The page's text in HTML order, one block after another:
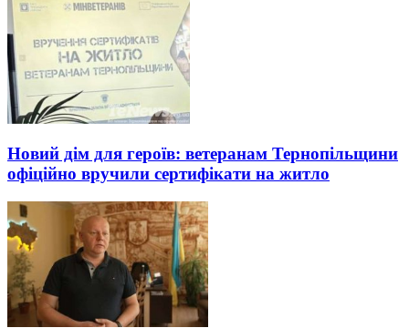
Новий дім для героїв: ветеранам Тернопільщини
офіційно вручили сертифікати на житло